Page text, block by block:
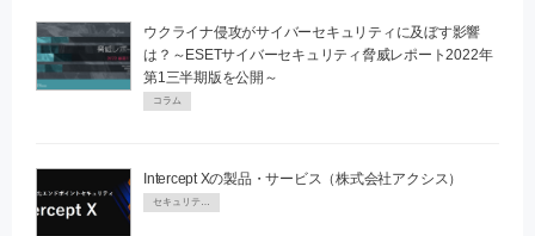
ウクライナ侵攻がサイバーセキュリティに及ぼす影響
は？～ESETサイバーセキュリティ脅威レポート2022年
第1三半期版を公開～
コラム
Intercept Xの製品・サービス（株式会社アクシス）